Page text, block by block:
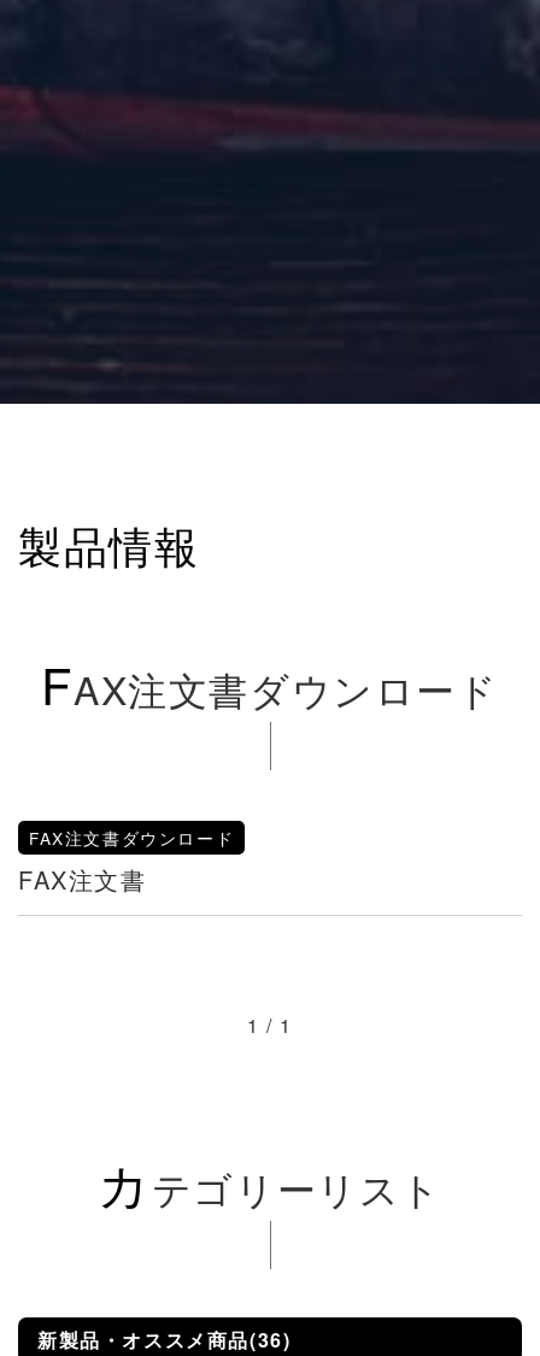
製品情報
FAX注文書ダウンロード
FAX注文書ダウンロード
FAX注文書
1 / 1
カ テゴリーリスト
新製品・オススメ商品(36)